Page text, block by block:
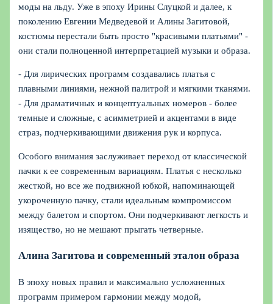
моды на льду. Уже в эпоху Ирины Слуцкой и далее, к
поколению Евгении Медведевой и Алины Загитовой,
костюмы перестали быть просто "красивыми платьями" -
они стали полноценной интерпретацией музыки и образа.
- Для лирических программ создавались платья с
плавными линиями, нежной палитрой и мягкими тканями.
- Для драматичных и концептуальных номеров - более
темные и сложные, с асимметрией и акцентами в виде
страз, подчеркивающими движения рук и корпуса.
Особого внимания заслуживает переход от классической
пачки к ее современным вариациям. Платья с несколько
жесткой, но все же подвижной юбкой, напоминающей
укороченную пачку, стали идеальным компромиссом
между балетом и спортом. Они подчеркивают легкость и
изящество, но не мешают прыгать четверные.
Алина Загитова и современный эталон образа
В эпоху новых правил и максимально усложненных
программ примером гармонии между модой,